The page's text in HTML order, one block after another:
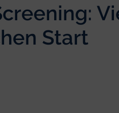
Start